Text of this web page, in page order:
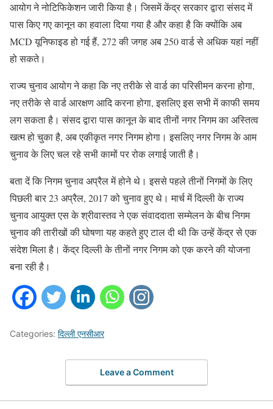
आयोग ने नोटिफिकेशन जारी किया है। जिसमें केंद्र सरकार द्वारा संसद में
पास किए गए कानून का हवाला दिया गया है और कहा है कि क्योंकि अब
MCD यूनिफाइड हो गई हैं, 272 की जगह अब 250 वार्ड से अधिक यहां नहीं
हो सकते।
राज्य चुनाव आयोग ने कहा कि नए तरीके से वार्ड का परिसीमन करना होगा,
नए तरीके से वार्ड आरक्षण आदि करना होगा, इसलिए इस सभी में काफी समय
लग सकता है। संसद द्वारा पास कानून के बाद तीनों नगर निगम का अस्तित्व
खत्म हो चुका है, अब एकीकृत नगर निगम होगा। इसलिए नगर निगम के आम
चुनाव के लिए चल रहे सभी कामों पर रोक लगाई जाती है।
बता दें कि निगम चुनाव अप्रैल में होने थे। इससे पहले तीनों निगमों के लिए
पिछली बार 23 अप्रैल, 2017 को चुनाव हुए थे। मार्च में दिल्ली के राज्य
चुनाव आयुक्त एस के श्रीवास्तव ने एक संवाददाता सम्मेलन के बीच निगम
चुनाव की तारीखों की घोषणा यह कहते हुए टाल दी थी कि उन्हें केंद्र से एक
संदेश मिला है। केंद्र दिल्ली के तीनों नगर निगम को एक करने की योजना
बना रही है।
Categories: दिल्ली एनसीआर
Leave a Comment